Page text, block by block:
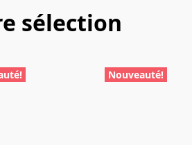
sélection
Nouveauté!